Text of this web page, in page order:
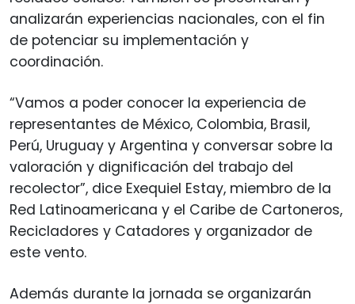
analizarán experiencias nacionales, con el fin
de potenciar su implementación y
coordinación.
“Vamos a poder conocer la experiencia de
representantes de México, Colombia, Brasil,
Perú, Uruguay y Argentina y conversar sobre la
valoración y dignificación del trabajo del
recolector”, dice Exequiel Estay, miembro de la
Red Latinoamericana y el Caribe de Cartoneros,
Recicladores y Catadores y organizador de
este vento.
Además durante la jornada se organizarán